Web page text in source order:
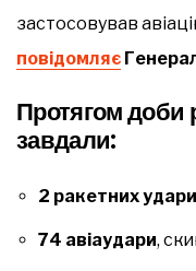
застосовував
повідомляє
Протягом доби
завдали:
2 ракетних удари
74 авіаудари,